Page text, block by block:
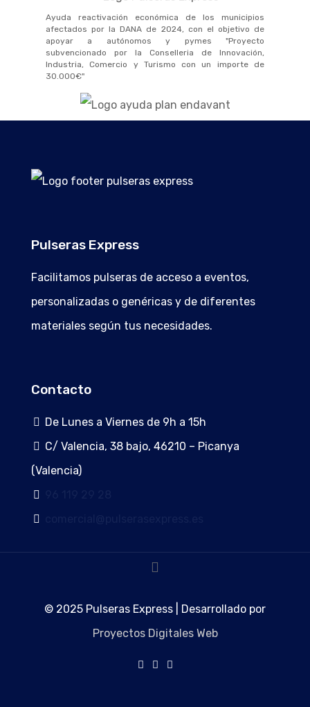
Ayuda reactivación económica de los municipios
afectados por la DANA de 2024, con el objetivo de
apoyar a autónomos y pymes "Proyecto
subvencionado por la Conselleria de Innovación,
Industria, Comercio y Turismo con un importe de
30.000€"
Pulseras Express
Facilitamos pulseras de acceso a eventos,
personalizadas o genéricas y de diferentes
materiales según tus necesidades.
Contacto
De Lunes a Viernes de 9h a 15h
C/ Valencia, 38 bajo, 46210 – Picanya
(Valencia)
© 2025 Pulseras Express | Desarrollado por
Proyectos Digitales Web